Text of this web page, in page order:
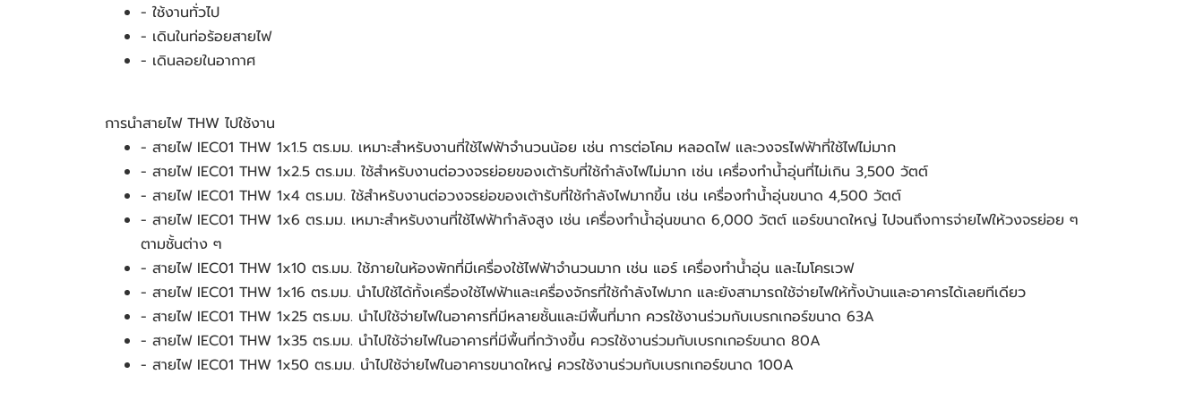
- ใช้งานทั่วไป
- เดินในท่อร้อยสายไฟ
- เดินลอยในอากาศ
การนำสายไฟ THW ไปใช้งาน
- สายไฟ IEC01 THW 1x1.5 ตร.มม. เหมาะสำหรับงานที่ใช้ไฟฟ้าจำนวนน้อย เช่น การต่อโคม หลอดไฟ และวงจรไฟฟ้าที่ใช้ไฟไม่มาก
- สายไฟ IEC01 THW 1x2.5 ตร.มม. ใช้สำหรับงานต่อวงจรย่อยของเต้ารับที่ใช้กำลังไฟไม่มาก เช่น เครื่องทำน้ำอุ่นที่ไม่เกิน 3,500 วัตต์
- สายไฟ IEC01 THW 1x4 ตร.มม. ใช้สำหรับงานต่อวงจรย่อของเต้ารับที่ใช้กำลังไฟมากขึ้น เช่น เครื่องทำน้ำอุ่นขนาด 4,500 วัตต์
- สายไฟ IEC01 THW 1x6 ตร.มม. เหมาะสำหรับงานที่ใช้ไฟฟ้ากำลังสูง เช่น เครื่องทำน้ำอุ่นขนาด 6,000 วัตต์ แอร์ขนาดใหญ่ ไปจนถึงการจ่ายไฟให้วงจรย่อย ๆ
ตามชั้นต่าง ๆ
- สายไฟ IEC01 THW 1x10 ตร.มม. ใช้ภายในห้องพักที่มีเครื่องใช้ไฟฟ้าจำนวนมาก เช่น แอร์ เครื่องทำน้ำอุ่น และไมโครเวฟ
- สายไฟ IEC01 THW 1x16 ตร.มม. นำไปใช้ได้ทั้งเครื่องใช้ไฟฟ้าและเครื่องจักรที่ใช้กำลังไฟมาก และยังสามารถใช้จ่ายไฟให้ทั้งบ้านและอาคารได้เลยทีเดียว
- สายไฟ IEC01 THW 1x25 ตร.มม. นำไปใช้จ่ายไฟในอาคารที่มีหลายชั้นและมีพื้นที่มาก ควรใช้งานร่วมกับเบรกเกอร์ขนาด 63A
- สายไฟ IEC01 THW 1x35 ตร.มม. นำไปใช้จ่ายไฟในอาคารที่มีพื้นที่กว้างขึ้น ควรใช้งานร่วมกับเบรกเกอร์ขนาด 80A
- สายไฟ IEC01 THW 1x50 ตร.มม. นำไปใช้จ่ายไฟในอาคารขนาดใหญ่ ควรใช้งานร่วมกับเบรกเกอร์ขนาด 100A